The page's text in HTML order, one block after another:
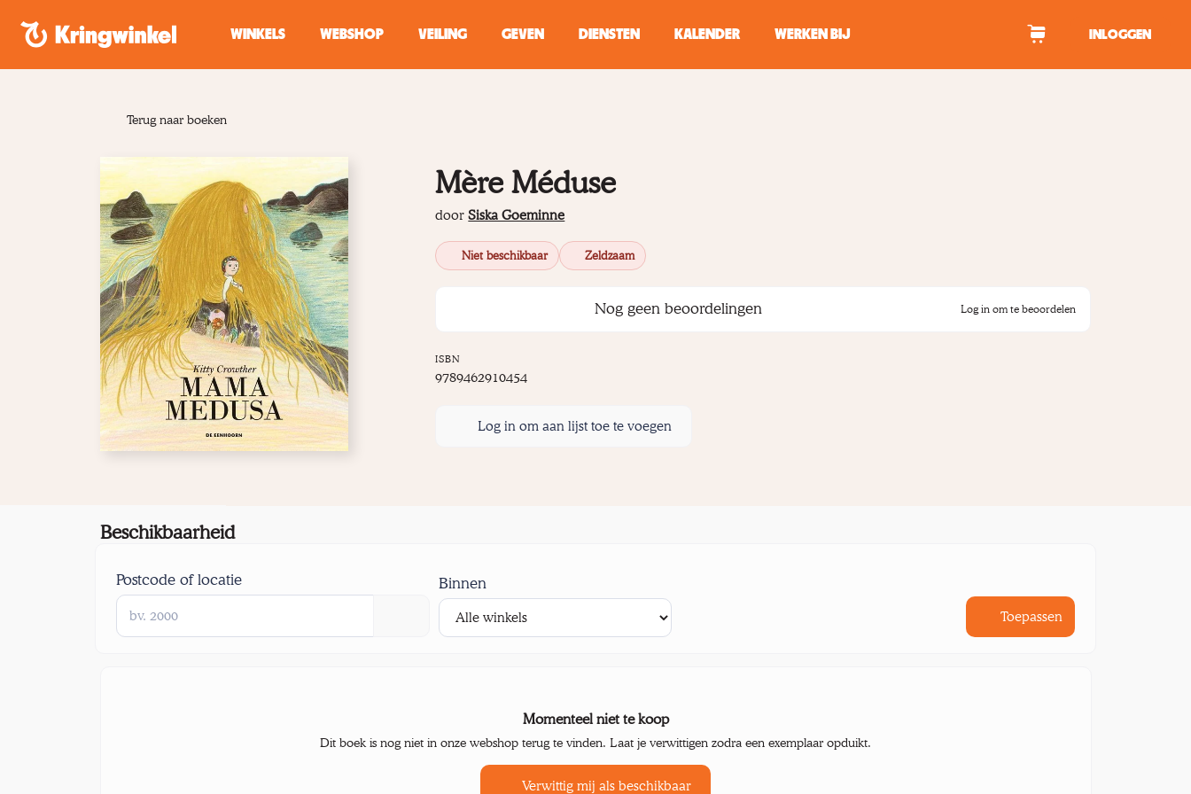
WINKELS
WEBSHOP VEILING GEVEN DIENSTEN KALENDER WERKEN BIJ INLOGGEN
Terug naar boeken
Mère Méduse
doorSiska Goeminne
Niet beschikbaar Zeldzaam
Nog geen beoordelingen Log in om te beoordelen
ISBN
9789462910454
Log in om aan lijst toe te voegen
Beschikbaarheid
Postcode of locatie Binnen
Toepassen
Momenteel niet te koop
Dit boek is nog niet in onze webshop terug te vinden. Laat je verwittigen zodra een exemplaar opduikt.
Verwittig mij als beschikbaar